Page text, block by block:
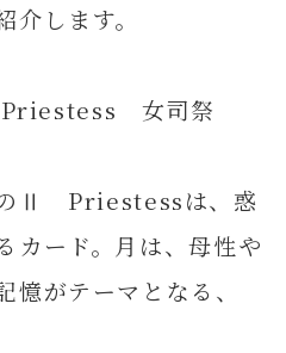
介します。
女司祭
Ⅱ Priestessは、惑
カード。月は、母性や
憶がテーマとなる、